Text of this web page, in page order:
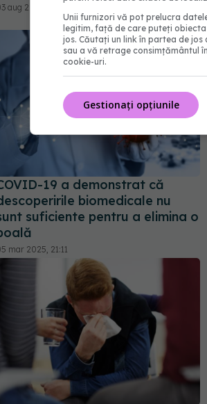
aug 2024, 16:27
19 a demonstrat că
biomedicale nu
suficiente pentru a elimina o
mar 2025, 21:11
Unii furnizori vă pot prelucra
legitim, față de care puteți
jos. Căutați un link în partea de
sau a vă retrage consimțământul
cookie-uri.
Gestionați opțiunile